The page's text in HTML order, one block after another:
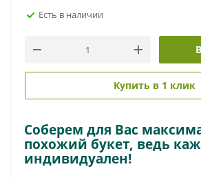
Есть в наличии
Купить в 1 клик
Соберем для Вас
похожий букет, ведь
индивидуален!